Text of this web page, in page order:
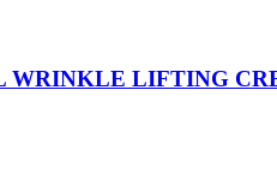
WRINKLE LIFTING